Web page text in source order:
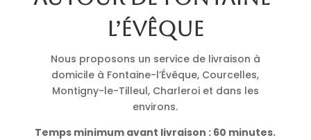
l’Évêque
Nous proposons un service de livraison à
domicile à Fontaine-l’Évêque, Courcelles,
Montigny-le-Tilleul, Charleroi et dans les
environs.
Temps minimum avant livraison : 60 minutes.